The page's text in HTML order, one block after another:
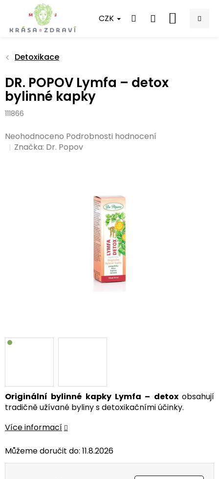
obsah
CZK
NÁKUPNÍ
Detoxikace
DR. POPOV Lymfa – detox
bylinné kapky
111866
Průměrné
hodnocení
Neohodnoceno Podrobnosti hodnocení
Značka: Dr. Popov
Originální bylinné kapky Lymfa – detox obsahují
tradičně užívané byliny s detoxikačními účinky.
Více informací
Můžeme doručit do: 11.8.2026